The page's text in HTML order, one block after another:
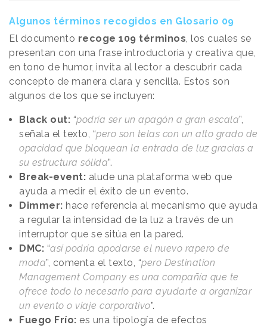
Algunos términos recogidos en Glosario 09
El documento recoge 109 términos, los cuales se
presentan con una frase introductoria y creativa que,
en tono de humor, invita al lector a descubrir cada
concepto de manera clara y sencilla. Estos son
algunos de los que se incluyen:
Black out: “podría ser un apagón a gran escala”,
señala el texto, “pero son telas con un alto grado de
opacidad que bloquean la entrada de luz gracias a
su estructura sólida”.
Break-event: alude una plataforma web que
ayuda a medir el éxito de un evento.
Dimmer: hace referencia al mecanismo que ayuda
a regular la intensidad de la luz a través de un
interruptor que se sitúa en la pared.
DMC: “así podría apodarse el nuevo rapero de
moda”, comenta el texto, “pero Destination
Management Company es una compañía que te
ofrece todo lo necesario para ayudarte a organizar
un evento o viaje corporativo”.
Fuego Frío: es una tipología de efectos